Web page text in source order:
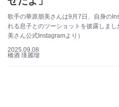
歌手の華原朋美さんは9月7日、自身の
れる息子とのツーショットを披露しま
美さん公式Instagramより）
2025.09.08
橋酒 瑛麗瑠